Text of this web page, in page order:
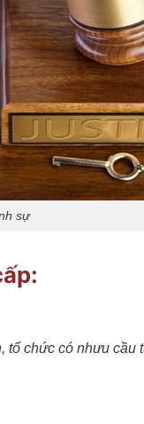
sự
chức có nhưu